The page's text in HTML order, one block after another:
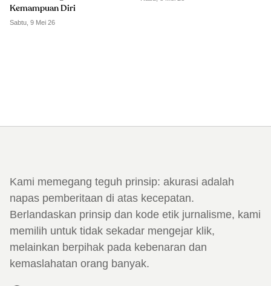
Kemampuan Diri
Sabtu, 9 Mei 26
Kami memegang teguh prinsip: akurasi adalah
napas pemberitaan di atas kecepatan.
Berlandaskan prinsip dan kode etik jurnalisme, kami
memilih untuk tidak sekadar mengejar klik,
melainkan berpihak pada kebenaran dan
kemaslahatan orang banyak.